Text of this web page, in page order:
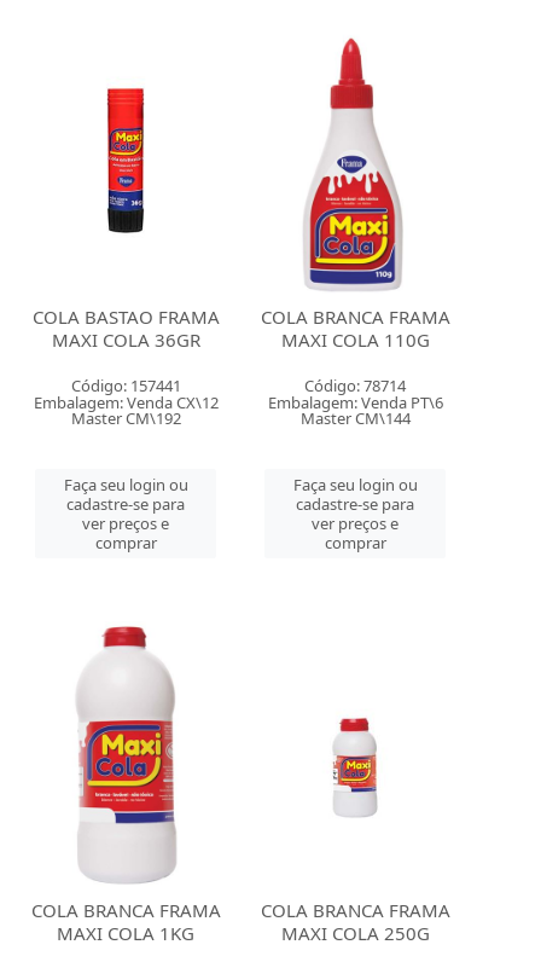
COLA BASTAO FRAMA
MAXI COLA 36GR
Código: 157441
Embalagem: Venda CX\12
Master CM\192
Faça seu login ou
cadastre-se para
ver preços e
comprar
COLA BRANCA FRAMA
MAXI COLA 110G
Código: 78714
Embalagem: Venda PT\6
Master CM\144
Faça seu login ou
cadastre-se para
ver preços e
comprar
COLA BRANCA FRAMA
MAXI COLA 1KG
COLA BRANCA FRAMA
MAXI COLA 250G